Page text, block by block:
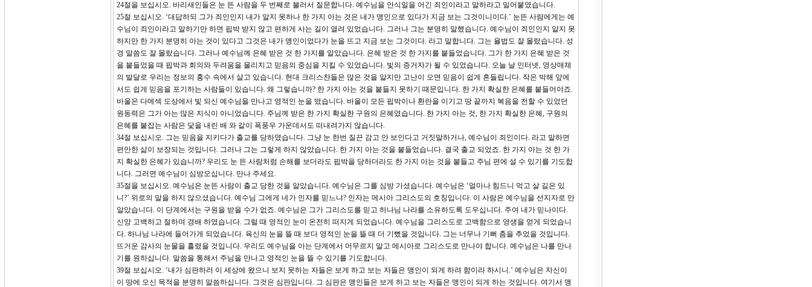
24절을 보십시오. 바리새인들은 눈 뜬 사람을 두 번째로 불러서 질문합니다. 예수님을 안식일을 어긴 죄인이라고 말하라고 밀어붙였습니다.
25절 보십시오. ‘대답하되 그가 죄인인지 내가 알지 못하나 한 가지 아는 것은 내가 맹인으로 있다가 지금 보는 그것이니이다.’ 눈뜬 사람에게는 예
수님이 죄인이라고 말하기만 하면 핍박 받지 않고 편하게 사는 길이 열려 있었습니다. 그러나 그는 분명히 말했습니다. 예수님이 죄인인지 알지 못
하지만 한 가지 분명히 아는 것이 있다고 그것은 내가 맹인이었다가 눈을 뜨고 지금 보는 그것이다. 라고 말합니다. 그는 율법도 잘 몰랐습니다. 성
경 말씀도 잘 몰랐습니다. 그러나 예수님께 은혜 받은 것 한 가지를 알았습니다. 은혜 받은 것 한 가지를 붙들었습니다. 그가 한 가지 은혜 받은 것
을 붙들었을 때 핍박과 회의와 두려움을 물리치고 믿음의 중심을 지킬 수 있었습니다. 빛의 증거자가 될 수 있었습니다. 오늘 날 인터넷, 영상매체
의 발달로 우리는 정보의 홍수 속에서 살고 있습니다. 현대 크리스찬들은 많은 것을 알지만 고난이 오면 믿음이 쉽게 흔들립니다. 작은 박해 앞에
서도 쉽게 믿음을 포기하는 사람들이 있습니다. 왜 그렇습니까? 한 가지 아는 것을 붙들지 못하기 때문입니다. 한 가지 확실한 은혜를 붙들어야죠.
바울은 다메섹 도상에서 빛 되신 예수님을 만나고 영적인 눈을 떴습니다. 바울이 모든 핍박이나 환란을 이기고 땅 끝까지 복음을 전할 수 있었던
원동력은 그가 아는 많은 지식이 아니었습니다. 주님께 받은 한 가지 확실한 구원의 은혜였습니다. 한 가지 아는 것, 한 가지 확실한 은혜, 구원의
은혜를 붙잡는 사람은 닻을 내린 배 와 같이 폭풍우 가운데서도 떠내려가지 않습니다.
34절 보십시오. 그는 믿음을 지키다가 출교를 당하였습니다. 그냥 눈 한번 질끈 감고 안 보인다고 거짓말하거나, 예수님이 죄인이다. 라고 말하면
편안한 삶이 보장되는 것입니다. 그러나 그는 그렇게 하지 않았습니다. 한 가지 아는 것을 붙들었습니다. 결국 출교 되었죠. 한 가지 아는 것 한 가
지 확실한 은혜가 있습니까? 우리도 눈 뜬 사람처럼 손해를 보더라도 핍박을 당하더라도 한 가지 아는 것을 붙들고 주님 편에 설 수 있기를 기도합
니다. 그러면 예수님이 심방오십니다. 만나 주세요.
35절을 보십시오. 예수님은 눈뜬 사람이 출교 당한 것을 알았습니다. 예수님은 그를 심방 가셨습니다. 예수님은 ‘얼마나 힘드니 먹고 살 길은 있
니?’ 위로의 말을 하지 않으셨습니다. 예수님 그에게 네가 인자를 믿느냐? 인자는 메시아 그리스도의 호칭입니다. 이 사람은 예수님을 선지자로 만
알았습니다. 이 단계에서는 구원을 받을 수가 없죠. 예수님은 그가 그리스도를 믿고 하나님 나라를 소유하도록 도우십니다. 주여 내가 믿나이다.
신앙 고백하고 절하며 경배 하였습니다. 그럴 때 영적인 눈이 온전히 떠지게 되었습니다. 예수님을 그리스도로 고백함으로 영생을 얻게 되었습니
다. 하나님 나라에 들어가게 되었습니다. 육신의 눈을 뜰 때 보다 영적인 눈을 뜰 때 더 기뻤을 것입니다. 그는 너무나 기뻐 춤을 추었을 것입니다.
뜨거운 감사의 눈물을 흘렸을 것입니다. 우리도 예수님을 아는 단계에서 머무르지 말고 메시아로 그리스도로 만나야 합니다. 예수님은 나를 만나
기를 원하십니다. 말씀을 통해서 주님을 만나고 영적인 눈을 뜰 수 있기를 기도합니다.
39절 보십시오. ‘내가 심판하러 이 세상에 왔으니 보지 못하는 자들은 보게 하고 보는 자들은 맹인이 되게 하려 함이라 하시니.’ 예수님은 자신이
이 땅에 오신 목적을 분명히 말씀하십니다. 그것은 심판입니다. 그 심판은 맹인들은 보게 하고 보는 자들은 맹인이 되게 하는 것입니다. 여기서 맹